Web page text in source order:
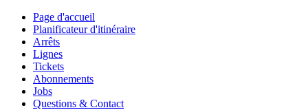
Page d'accueil
Planificateur d'itinéraire
Arrêts
Lignes
Tickets
Abonnements
Jobs
Questions & Contact